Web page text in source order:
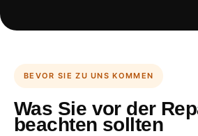
BEVOR SIE ZU UNS KOMMEN
Was Sie vor der
beachten sollten